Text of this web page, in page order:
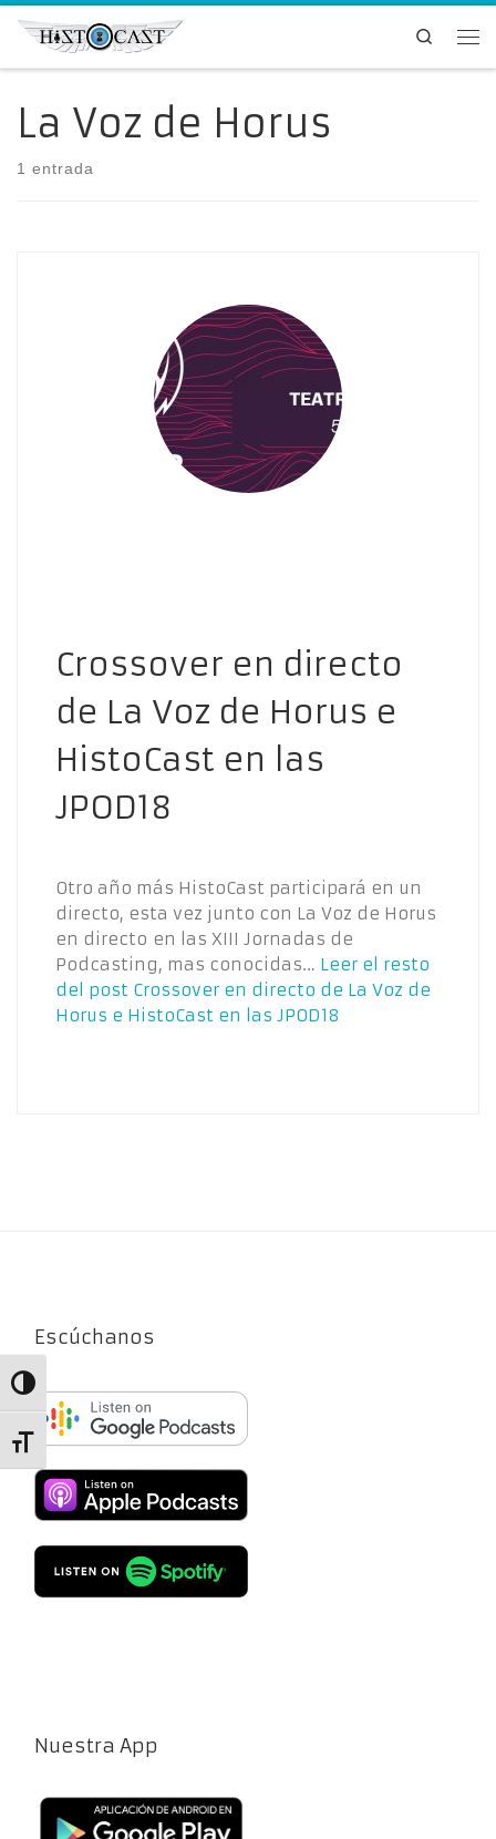
Alternar alto contraste
Alternar tamaño de letra
Saltar al contenido
Search
La Voz de Horus
1 entrada
Crossover en directo
de La Voz de Horus e
HistoCast en las
JPOD18
Otro año más HistoCast participará en un
directo, esta vez junto con La Voz de Horus
en directo en las XIII Jornadas de
Podcasting, mas conocidas… Leer el resto
del post Crossover en directo de La Voz de
Horus e HistoCast en las JPOD18
Escúchanos
Nuestra App